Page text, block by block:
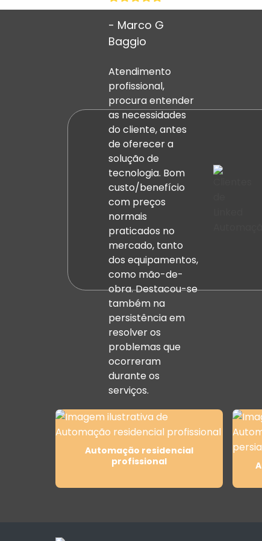
um sistema cabeado ou sem fio.
O que determina? O desejo e o
tamanho da sua casa. Persiana,
conectado e sua assistente de
voz.
Solicite um Orçamento
- Marco G
Baggio
Atendimento
profissional,
procura entender
as necessidades
do cliente, antes
de oferecer a
solução de
tecnologia. Bom
custo/benefício
com preços
normais
praticados no
mercado, tanto
dos equipamentos,
como mão-de-
obra. Destacou-se
também na
persistência em
resolver os
problemas que
ocorreram
durante os
serviços.
Automação residencial
profissional